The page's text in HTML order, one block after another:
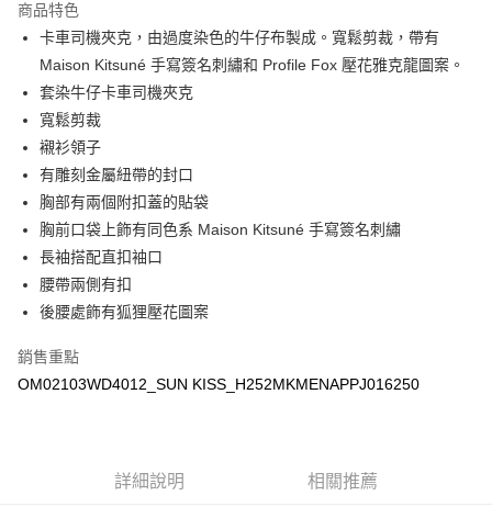
每筆NT$100，滿NT$3,000(含以上)免運費
付款後萊爾富取貨
每筆NT$100
付款後7-11取貨
每筆NT$100，滿NT$3,000(含以上)免運費
宅配
每筆NT$100，滿NT$3,000(含以上)免運費
商品特色
卡車司機夾克，由過度染色的牛仔布製成。寬鬆剪裁，帶有
Maison Kitsuné 手寫簽名刺繡和 Profile Fox 壓花雅克龍圖案。
套染牛仔卡車司機夾克
寬鬆剪裁
襯衫領子
有雕刻金屬紐帶的封口
胸部有兩個附扣蓋的貼袋
胸前口袋上飾有同色系 Maison Kitsuné 手寫簽名刺繡
長袖搭配直扣袖口
腰帶兩側有扣
後腰處飾有狐狸壓花圖案
銷售重點
OM02103WD4012_SUN KISS_H252MKMENAPPJ016250
詳細說明 相關推薦